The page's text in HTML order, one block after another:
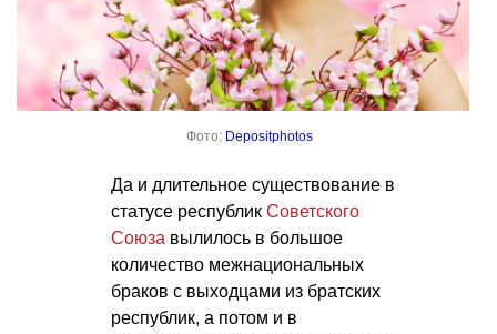
Фото: Depositphotos
Да и длительное существование в
статусе республик Советского
Союза вылилось в большое
количество межнациональных
браков с выходцами из братских
республик, а потом и в